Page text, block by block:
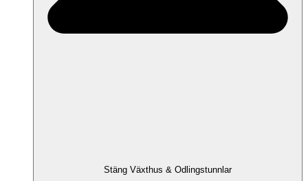
Stäng Växthus & Odlingstunnlar